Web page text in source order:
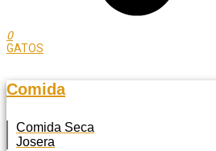
0
GATOS
Comida
Comida Seca
Josera